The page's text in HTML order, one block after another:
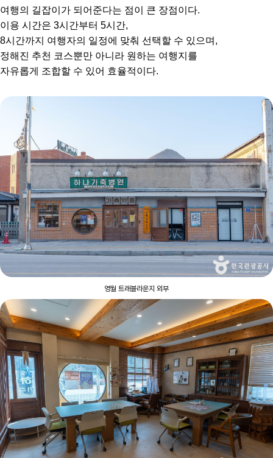
여행의 길잡이가 되어준다는 점이 큰 장점이다.
이용 시간은 3시간부터 5시간,
8시간까지 여행자의 일정에 맞춰 선택할 수 있으며,
정해진 추천 코스뿐만 아니라 원하는 여행지를
자유롭게 조합할 수 있어 효율적이다.
영월 트래블라운지 외부